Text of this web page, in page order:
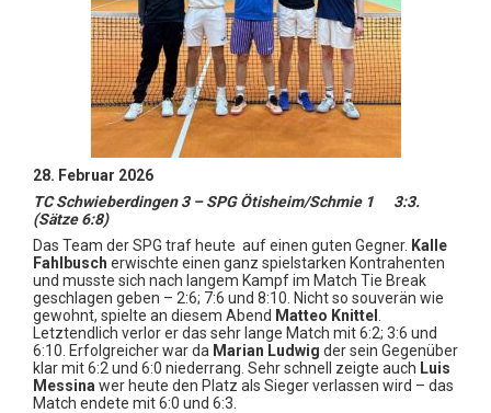
28. Februar 2026
TC Schwieberdingen 3 – SPG Ötisheim/Schmie 1 3:3.
(Sätze 6:8)
Das Team der SPG traf heute auf einen guten Gegner. Kalle
Fahlbusch erwischte einen ganz spielstarken Kontrahenten
und musste sich nach langem Kampf im Match Tie Break
geschlagen geben – 2:6; 7:6 und 8:10. Nicht so souverän wie
gewohnt, spielte an diesem Abend Matteo Knittel
Letztendlich verlor er das sehr lange Match mit 6:2; 3:6 und
6:10. Erfolgreicher war da Marian Ludwig der sein Gegenüber
klar mit 6:2 und 6:0 niederrang. Sehr schnell zeigte auch Luis
Messina wer heute den Platz als Sieger verlassen wird – das
Match endete mit 6:0 und 6:3.